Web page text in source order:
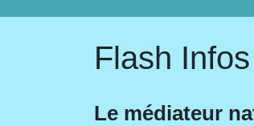
Flash Infos
Le médiateur